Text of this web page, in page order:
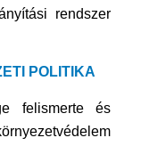
rendszer
POLITIKA
felismerte és